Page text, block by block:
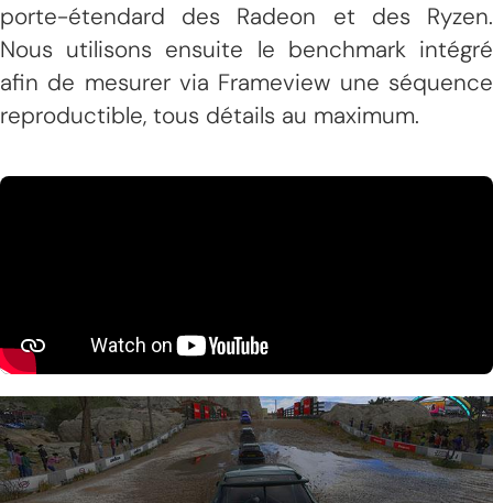
porte-étendard des Radeon et des Ryzen.
Nous utilisons ensuite le benchmark intégré
afin de mesurer via Frameview une séquence
reproductible, tous détails au maximum.